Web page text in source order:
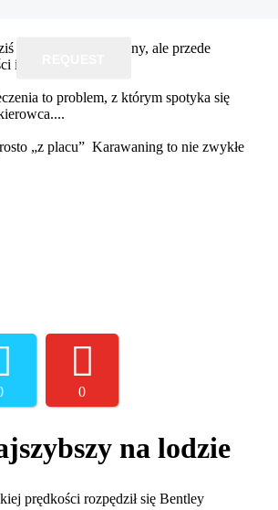
nie tylko kwestia ceny, ale przede
i...
to problem, z którym spotyka się
„z placu” Karawaning to nie zwykłe
0
na lodzie
prędkości rozpędził się Bentley